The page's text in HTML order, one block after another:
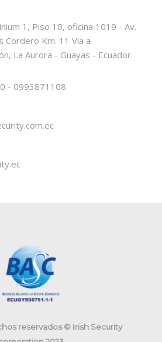
1, Piso 10, oficina 1019 - Av.
Cordero Km. 11 Vía a
La Aurora - Guayas - Ecuador.
- 0993871108
reservados © Irish Security